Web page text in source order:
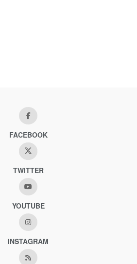
FACEBOOK
TWITTER
YOUTUBE
INSTAGRAM